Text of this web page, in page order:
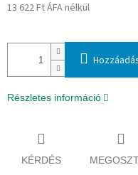
13 622 Ft ÁFA nélkül
Részletes információ
KÉRDÉS